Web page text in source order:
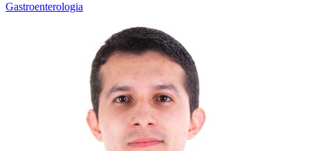
Gastroenterologia